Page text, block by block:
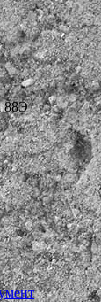
88Э